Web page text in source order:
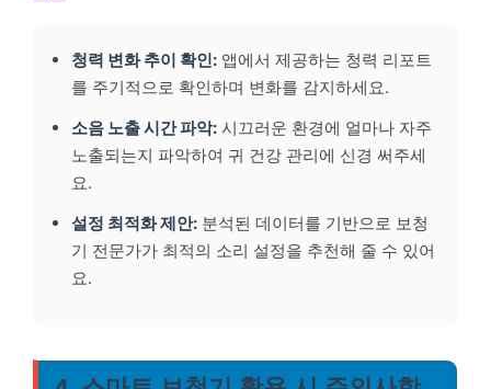
청력 변화 추이 확인: 앱에서 제공하는 청력 리포트
를 주기적으로 확인하며 변화를 감지하세요.
소음 노출 시간 파악: 시끄러운 환경에 얼마나 자주
노출되는지 파악하여 귀 건강 관리에 신경 써주세
요.
설정 최적화 제안: 분석된 데이터를 기반으로 보청
기 전문가가 최적의 소리 설정을 추천해 줄 수 있어
요.